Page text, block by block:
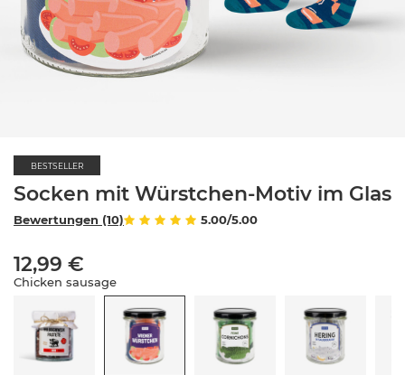
BESTSELLER
Socken mit Würstchen-Motiv im Glas
5.00/5.00
Bewertungen (10)
12,99 €
Chicken sausage